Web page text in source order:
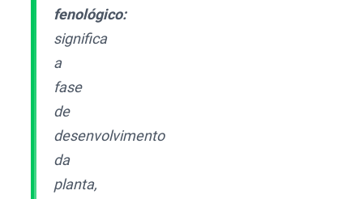
fenológico:
significa
a
fase
de
desenvolvimento
da
planta,